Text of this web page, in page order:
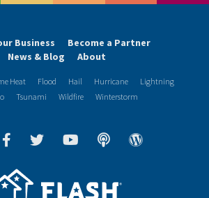
Business
Become a Partner
News & Blog
About
Heat Flood Hail Hurricane
Lightning
Tsunami Wildfire Winterstorm